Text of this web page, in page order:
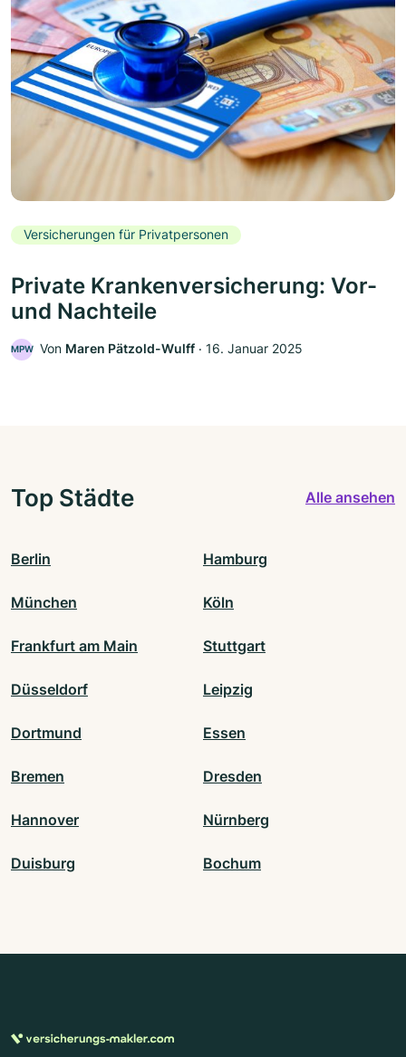
Versicherungen für Privatpersonen
Private Krankenversicherung: Vor-
und Nachteile
MPW Von Maren Pätzold-Wulff ‧ 16. Januar 2025
Top Städte Alle ansehen
Berlin Hamburg
München Köln
Frankfurt am Main Stuttgart
Düsseldorf Leipzig
Dortmund Essen
Bremen Dresden
Hannover Nürnberg
Duisburg Bochum